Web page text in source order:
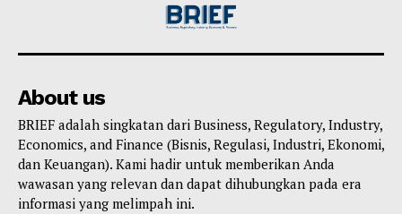
About us
BRIEF adalah singkatan dari Business, Regulatory, Industry,
Economics, and Finance (Bisnis, Regulasi, Industri, Ekonomi,
dan Keuangan). Kami hadir untuk memberikan Anda
wawasan yang relevan dan dapat dihubungkan pada era
informasi yang melimpah ini.